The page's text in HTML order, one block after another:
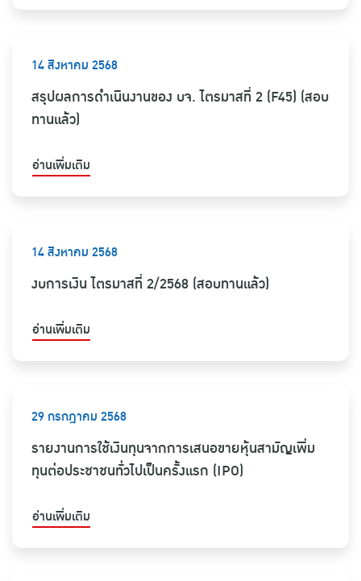
14 สิงหาคม 2568
สรุปผลการดำเนินงานของ บจ. ไตรมาสที่ 2 (F45) (สอบ
ทานแล้ว)
อ่านเพิ่มเติม
14 สิงหาคม 2568
งบการเงิน ไตรมาสที่ 2/2568 (สอบทานแล้ว)
อ่านเพิ่มเติม
29 กรกฎาคม 2568
รายงานการใช้เงินทุนจากการเสนอขายหุ้นสามัญเพิ่ม
ทุนต่อประชาชนทั่วไปเป็นครั้งแรก (IPO)
อ่านเพิ่มเติม